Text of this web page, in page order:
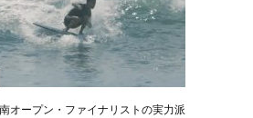
オープン・ファイナリストの実力派